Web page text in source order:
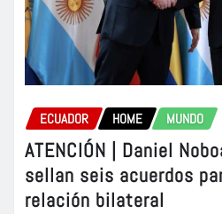
ECUADOR HOME MUNDO
ATENCIÓN | Daniel
sellan seis acuerdos
relación bilateral